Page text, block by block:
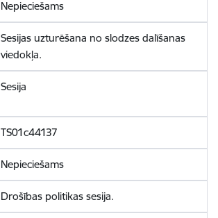
Nepieciešams
Sesijas uzturēšana no slodzes dalīšanas
viedokļa.
Sesija
TS01c44137
Nepieciešams
Drošības politikas sesija.